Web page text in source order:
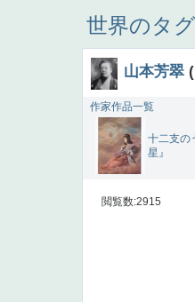
世界のタ
山本芳翠 (
作家作品一覧
十二支の
星』
閲覧数:2915